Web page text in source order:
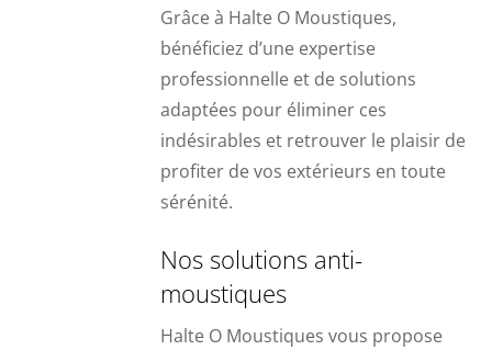
Grâce à Halte O Moustiques,
bénéficiez d’une expertise
professionnelle et de solutions
adaptées pour éliminer ces
indésirables et retrouver le plaisir de
profiter de vos extérieurs en toute
sérénité.
Nos solutions anti-
moustiques
Halte O Moustiques vous propose